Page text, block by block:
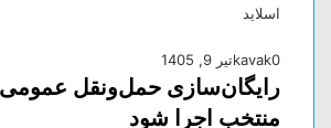
اسلاید
kavakتیر 9, 1405 0
رایگان‌سازی حمل‌ونقل
منتخب اجرا شود